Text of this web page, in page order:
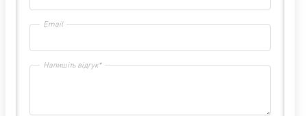
Email
Напишіть відгук*